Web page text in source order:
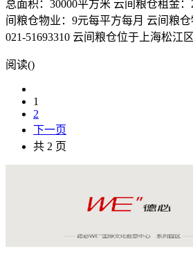
总面积：30000平方米 云间粮仓租金
间粮仓物业：9元每平方每月 云间粮仓
021-51693310 云间粮仓位于上海松江
阅读()
1
2
下一页
共 2 页